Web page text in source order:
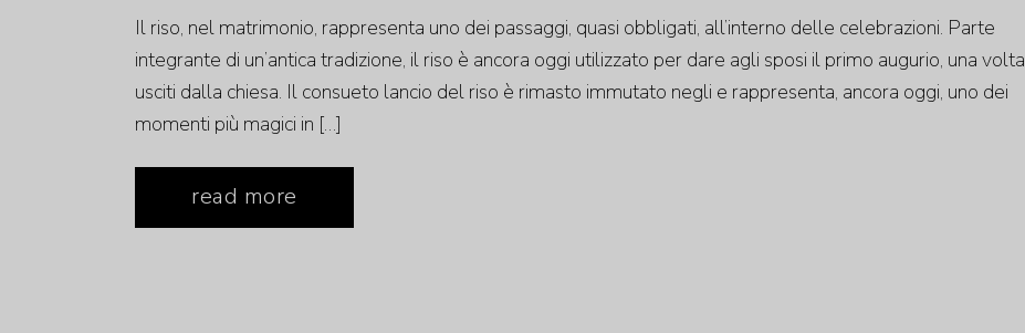
Il riso, nel matrimonio, rappresenta uno dei passaggi, quasi obbligati, all’interno delle celebrazioni. Parte
integrante di un’antica tradizione, il riso è ancora oggi utilizzato per dare agli sposi il primo augurio, una volta
usciti dalla chiesa. Il consueto lancio del riso è rimasto immutato negli e rappresenta, ancora oggi, uno dei
momenti più magici in […]
read more